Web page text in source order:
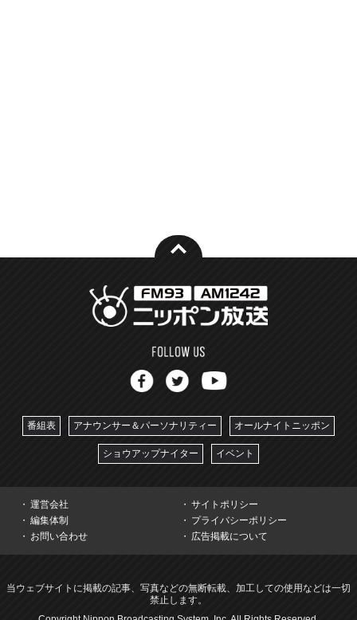
番組表 アナウンサー＆パーソナリティー オールナイトニッポン
ショウアップナイター イベント
運営会社
サイトポリシー
編集体制
プライバシーポリシー
お問い合わせ
広告掲載について
当ウェブサイトに掲載の記事、写真などの無断転載、加工しての使用などは一切
禁止します。